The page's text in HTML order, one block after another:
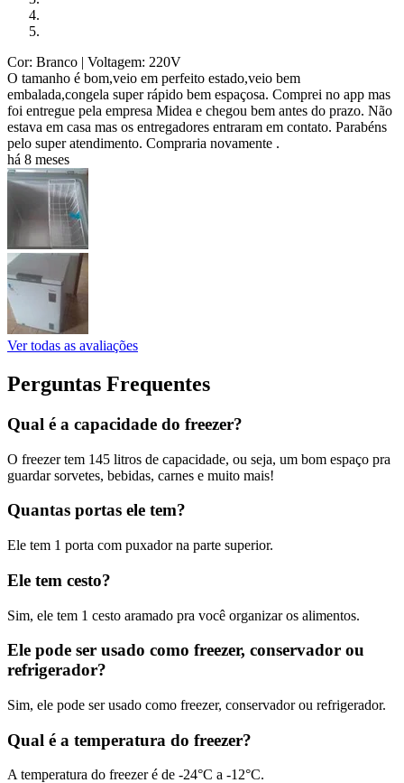
Cor: Branco | Voltagem: 220V
O tamanho é bom,veio em perfeito estado,veio bem
embalada,congela super rápido bem espaçosa. Comprei no app mas
foi entregue pela empresa Midea e chegou bem antes do prazo. Não
estava em casa mas os entregadores entraram em contato. Parabéns
pelo super atendimento. Compraria novamente .
há 8 meses
Ver todas as avaliações
Perguntas Frequentes
Qual é a capacidade do freezer?
O freezer tem 145 litros de capacidade, ou seja, um bom espaço pra
guardar sorvetes, bebidas, carnes e muito mais!
Quantas portas ele tem?
Ele tem 1 porta com puxador na parte superior.
Ele tem cesto?
Sim, ele tem 1 cesto aramado pra você organizar os alimentos.
Ele pode ser usado como freezer, conservador ou
refrigerador?
Sim, ele pode ser usado como freezer, conservador ou refrigerador.
Qual é a temperatura do freezer?
A temperatura do freezer é de -24°C a -12°C.